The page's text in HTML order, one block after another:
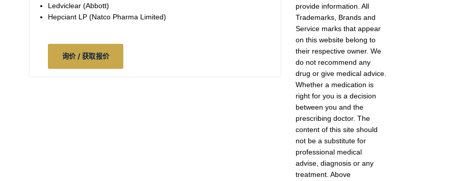
Ledviclear (Abbott)
Hepciant LP (Natco Pharma Limited)
询价 / 获取报价
provide information. All
Trademarks, Brands and
Service marks that appear
on this website belong to
their respective owner. We
do not recommend any
drug or give medical advice.
Whether a medication is
right for you is a decision
between you and the
prescribing doctor. The
content of this site should
not be a substitute for
professional medical
advise, diagnosis or any
treatment. Above